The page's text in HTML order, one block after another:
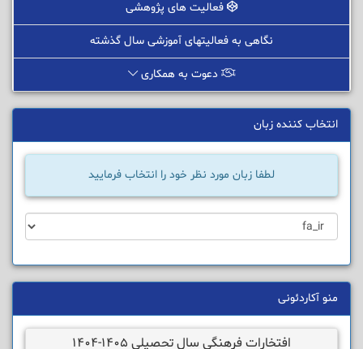
فعالیت های پژوهشی
نگاهی به فعالیتهای آموزشی سال گذشته
دعوت به همکاری
انتخاب کننده زبان
لطفا زبان مورد نظر خود را انتخاب فرمایید
منو آکاردئونی
افتخارات فرهنگی سال تحصیلی 1405-1404